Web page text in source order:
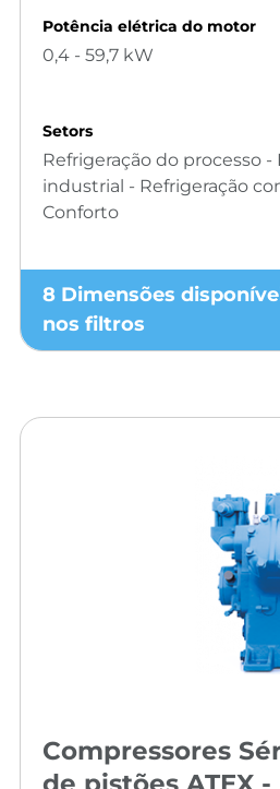
Potência elétrica do motor
0,4 - 59,7 kW
Setors
Refrigeração do processo -
industrial - Refrigeração
Conforto
8 Dimensões
nos filtros
Compressores